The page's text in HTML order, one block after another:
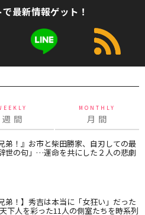
最新情報ゲット！
週 間
MONTHLY
月 間
弟！』お市と柴田勝家、自刃しての最
世の句」…運命を共にした２人の悲劇
弟！】秀吉は本当に「女狂い」だった
下人を彩った11人の側室たちを時系列